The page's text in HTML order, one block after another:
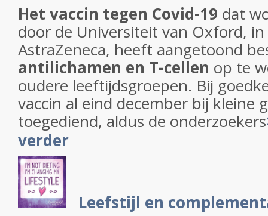
Het vaccin tegen Covid-19 dat
door de Universiteit van Oxford,
AstraZeneca, heeft aangetoond
antilichamen en T-cellen op te
oudere leeftijdsgroepen. Bij
vaccin al eind december bij kleine
toegediend, aldus de onderzoekers
verder
Leefstijl en